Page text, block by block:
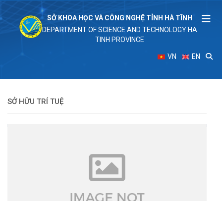
SỞ KHOA HỌC VÀ CÔNG NGHỆ TỈNH HÀ TĨNH
DEPARTMENT OF SCIENCE AND TECHNOLOGY HA
TINH PROVINCE
VN EN
SỞ HỮU TRÍ TUỆ